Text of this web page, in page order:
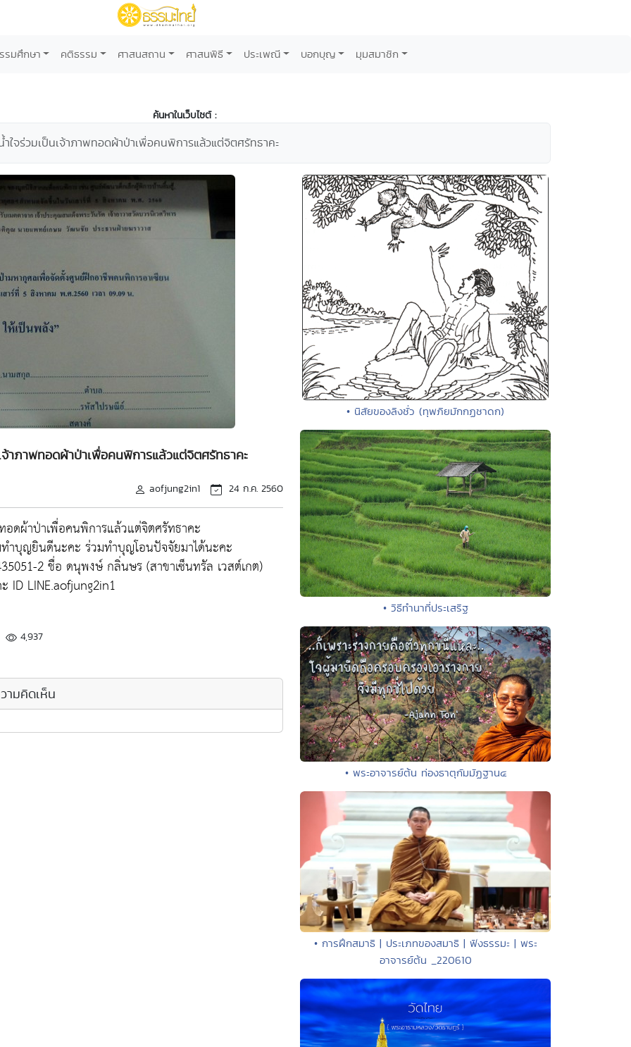
รมศึกษา คติธรรม ศาสนสถาน ศาสนพิธี ประเพณี บอกบุญ มุมสมาชิก
ค้นหาในเว็บไซต์ :
ใจร่วมเป็นเจ้าภาพทอดผ้าป่าเพื่อคนพิการแล้วแต่จิตศรัทธาคะ
าภาพทอดผ้าป่าเพื่อคนพิการแล้วแต่จิตศรัทธาคะ
aofjung2in1 24 ก.ค. 2560
ดผ้าป่าเพื่อคนพิการแล้วแต่จิตศรัทธาคะ
ำบุญยินดีนะคะ ร่วมทำบุญโอนปัจจัยมาได้นะคะ
2 ชื่อ ดนุพงษ์ กลิ่นษร (สาขาเซ็นทรัล เวสต์เกต)
ID LINE.aofjung2in1
4,937
ามคิดเห็น
• นิสัยของลิงชั่ว (ทุพภิยมักกฏชาดก)
• วิธีทำนาที่ประเสริฐ
• พระอาจารย์ต้น ท่องธาตุกัมมัฏฐาน๔
• การฝึกสมาธิ | ประเภทของสมาธิ | ฟังธรรมะ | พระ
อาจารย์ต้น _220610